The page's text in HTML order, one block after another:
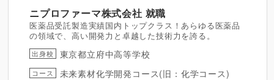
ニプロファーマ株式会社 就職
医薬品受託製造実績国内トップクラス！あらゆる医薬品
の領域で、高い開発力と卓越した技術力を誇る。
出身校 東京都立府中高等学校
コース 未来素材化学開発コース(旧：化学コース)